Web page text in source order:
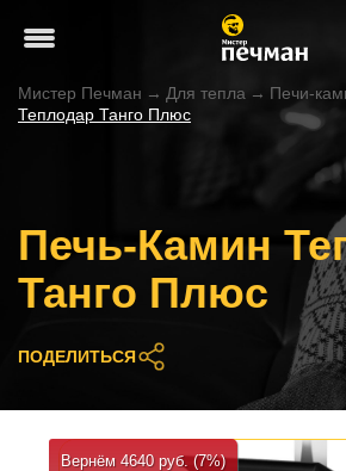
Мистер Печман → Для тепла → Печи-
Теплодар Танго Плюс
Печь-Камин
Танго Плюс
ПОДЕЛИТЬСЯ
Вернём 4640 руб. (7%)